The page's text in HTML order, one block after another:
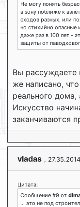
Не могу понять
в зону поближе к
сходов разных, или
но стихийно опасные
даже раз в 100 лет -
защиты от
Вы рассуждаете
же написано,
реального
Искусство
заканчиваются
vladas ,
Цитата:
Сообщение #9 от
... это не под